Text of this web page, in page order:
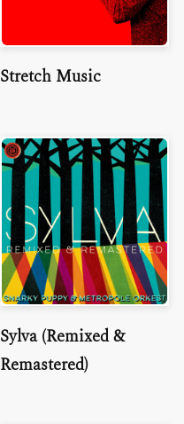
Stretch Music
Sylva (Remixed &
Remastered)